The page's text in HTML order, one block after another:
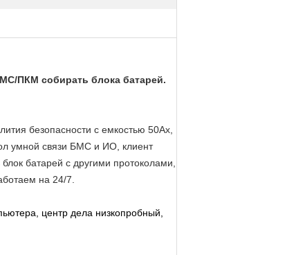
ПКМ собирать блока батарей.
безопасности с емкостью 50Ах,
умной связи БМС и ИО, клиент
батарей с другими протоколами,
на 24/7.
центр дела низкопробный,